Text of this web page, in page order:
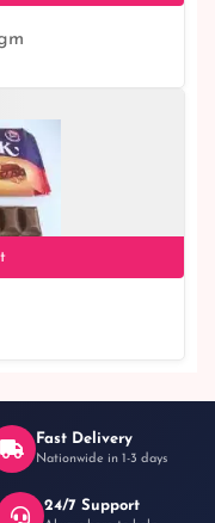
Fast Delivery
Nationwide in 1-3 days
Always here to help